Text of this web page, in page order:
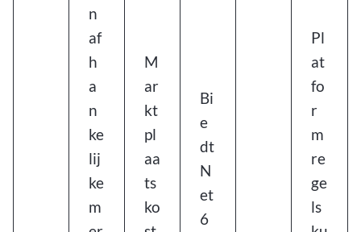
n
af
h
a
n
ke
lij
ke
m
M
ar
kt
pl
aa
ts
ko
Bi
e
dt
N
et
6
Pl
at
fo
r
m
re
ge
ls